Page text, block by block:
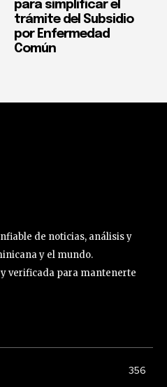
para simplificar el
trámite del Subsidio
por Enfermedad
Común
de noticias, análisis y
y el mundo.
verificada para mantenerte
356